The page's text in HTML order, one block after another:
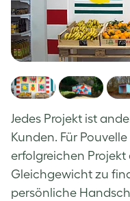
Jedes Projekt ist
Kunden. Für
erfolgreichen
Gleichgewicht zu
persönliche